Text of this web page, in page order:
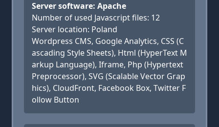
Server software: Apache
Number of used Javascript files: 12
Server location: Poland
Wordpress CMS, Google Analytics, CSS (C
ascading Style Sheets), Html (HyperText M
arkup Language), Iframe, Php (Hypertext
Preprocessor), SVG (Scalable Vector Grap
hics), CloudFront, Facebook Box, Twitter F
ollow Button